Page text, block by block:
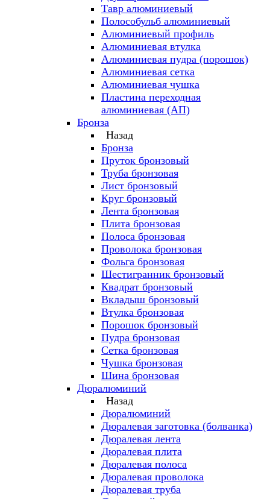
Тавр алюминиевый
Полособульб алюминиевый
Алюминиевый профиль
Алюминиевая втулка
Алюминиевая пудра (порошок)
Алюминиевая сетка
Алюминиевая чушка
Пластина переходная
алюминиевая (АП)
Бронза
Назад
Бронза
Пруток бронзовый
Труба бронзовая
Лист бронзовый
Круг бронзовый
Лента бронзовая
Плита бронзовая
Полоса бронзовая
Проволока бронзовая
Фольга бронзовая
Шестигранник бронзовый
Квадрат бронзовый
Вкладыш бронзовый
Втулка бронзовая
Порошок бронзовый
Пудра бронзовая
Сетка бронзовая
Чушка бронзовая
Шина бронзовая
Дюралюминий
Назад
Дюралюминий
Дюралевая заготовка (болванка)
Дюралевая лента
Дюралевая плита
Дюралевая полоса
Дюралевая проволока
Дюралевая труба